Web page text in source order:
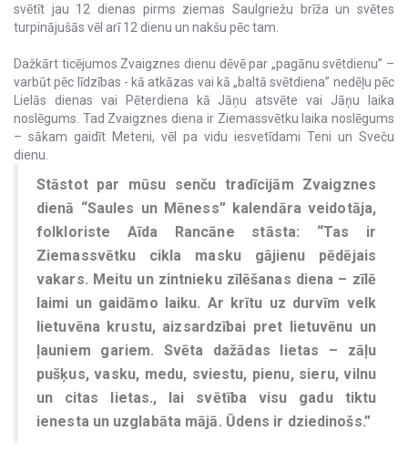
svētīt jau 12 dienas pirms ziemas Saulgriežu brīža un svētes
turpinājušās vēl arī 12 dienu un nakšu pēc tam.
Dažkārt ticējumos Zvaigznes dienu dēvē par „pagānu svētdienu” –
varbūt pēc līdzības - kā atkāzas vai kā „baltā svētdiena” nedēļu pēc
Lielās dienas vai Pēterdiena kā Jāņu atsvēte vai Jāņu laika
noslēgums. Tad Zvaigznes diena ir Ziemassvētku laika noslēgums
– sākam gaidīt Meteni, vēl pa vidu iesvetīdami Teni un Sveču
dienu.
Stāstot par mūsu senču tradīcijām Zvaigznes
dienā “Saules un Mēness” kalendāra veidotāja,
folkloriste Aīda Rancāne stāsta: “Tas ir
Ziemassvētku cikla masku gājienu pēdējais
vakars. Meitu un zintnieku zīlēšanas diena – zīlē
laimi un gaidāmo laiku. Ar krītu uz durvīm velk
lietuvēna krustu, aizsardzībai pret lietuvēnu un
ļauniem gariem. Svēta dažādas lietas – zāļu
pušķus, vasku, medu, sviestu, pienu, sieru, vilnu
un citas lietas., lai svētība visu gadu tiktu
ienesta un uzglabāta mājā. Ūdens ir dziedinošs.”